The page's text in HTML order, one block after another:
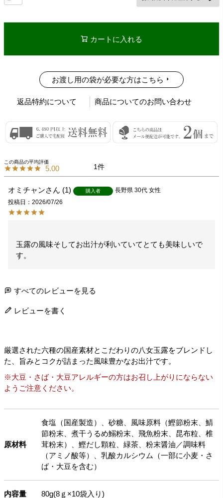
カートに入れる
お渡し用の袋が必要な方はこちら
返品特約について 商品についてのお問い合わせ
5.00 1
オミチャン 1 購入者 長野県 30代 女性
投稿日
2026/07/26
玉露の風味そしてお出汁が利いていてとても美味しいで
す。
すべてのレビューを見る
レビューを書く
厳選された六種の国産素材とこだわりの八女玉露をブレンドし
た、旨みとコクが詰まった風味豊かなお出汁です。
※大豆・さば・大豆アレルギーの方はお召し上がりにならない
ようご注意ください。
原材料
食塩（国産製造）、砂糖、風味原料（鰹節粉末、鯖
節粉末、煮干うるめ鰯粉末、飛魚粉末、昆布粒、椎
茸粉末）、鰹だし顆粒、緑茶、粉末醤油／調味料
（アミノ酸等）、乳酸カルシウム（一部に小麦・さ
ば・大豆を含む）
内容量 80g(8ｇ×10袋入り)